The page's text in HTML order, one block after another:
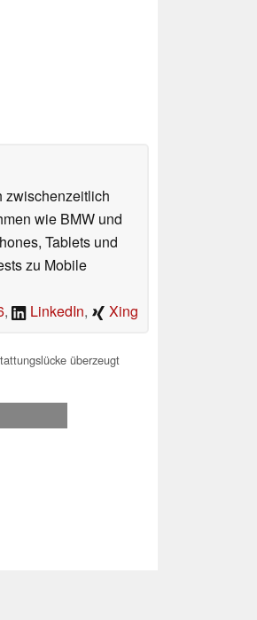
zwischenzeitlich
wie BMW und
Tablets und
zu Mobile
, LinkedIn, Xing
überzeugt